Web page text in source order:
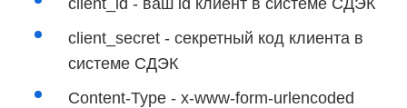
client_secret - секретный код клиента в
системе СДЭК
Content-Type - x-www-form-urlencoded